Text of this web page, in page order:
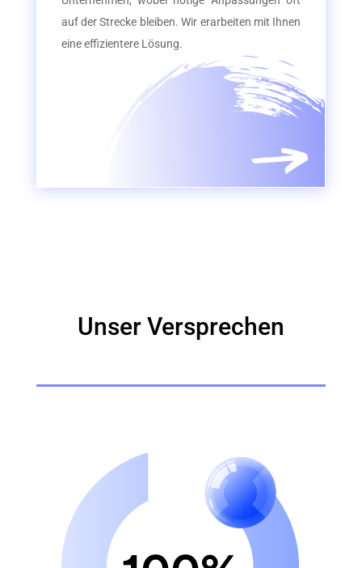
auf der Strecke bleiben. Wir erarbeiten mit Ihnen
eine effizientere Lösung.
Unser Versprechen